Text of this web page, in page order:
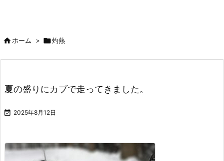
ホーム > 灼熱
夏の盛りにカブで走ってきました。
 2025年8月12日